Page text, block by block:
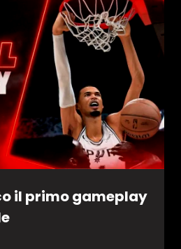
il primo gameplay